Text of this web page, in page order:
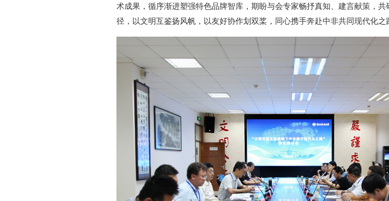
术成果，循序渐进塑强特色品牌智库，期盼与会专家畅抒真知、建言献策，
径，以文明互鉴扬风帆，以友好协作划双桨，同心携手奔赴中非共同现代化之